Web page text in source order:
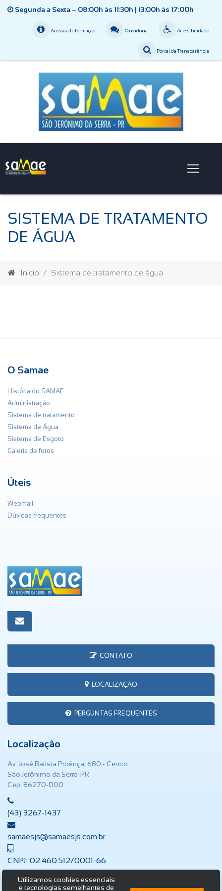
Segunda a Sexta – 08:00h às 11:30h | 13:00h às 17:00h
Acessibilidade
Ouvidoria
Acesso à Informação
Portal da Transparência
SISTEMA DE TRATAMENTO
DE ÁGUA
Início Sistema de tratamento de água
O Samae
História do SAMAE
Administração
Sistema de tratamento
Sistema de Água
Sistema de Esgoto
Galeria de fotos
Úteis
Webmail
Dúvidas frequentes
CONTATO
LOCALIZAÇÃO
PERGUNTAS FREQUENTES
Localização
Av. José Batista Proênça, 680 - Centro
São Jerônimo da Serra-PR
Cep: 86270-000
(43) 3267-1437
samaesjs@samaesjs.com.br
CNPJ: 02.460.512/0001-66
Utilizamos cookies essenciais
e tecnologias semelhantes de